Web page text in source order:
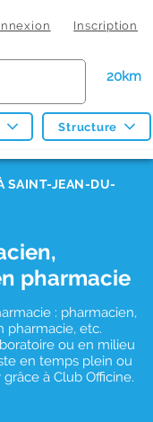
Inscription
20km
Structure
SAINT-JEAN-DU-
pharmacie
: pharmacien,
pharmacie, etc.
ou en milieu
en temps plein ou
à Club Officine.